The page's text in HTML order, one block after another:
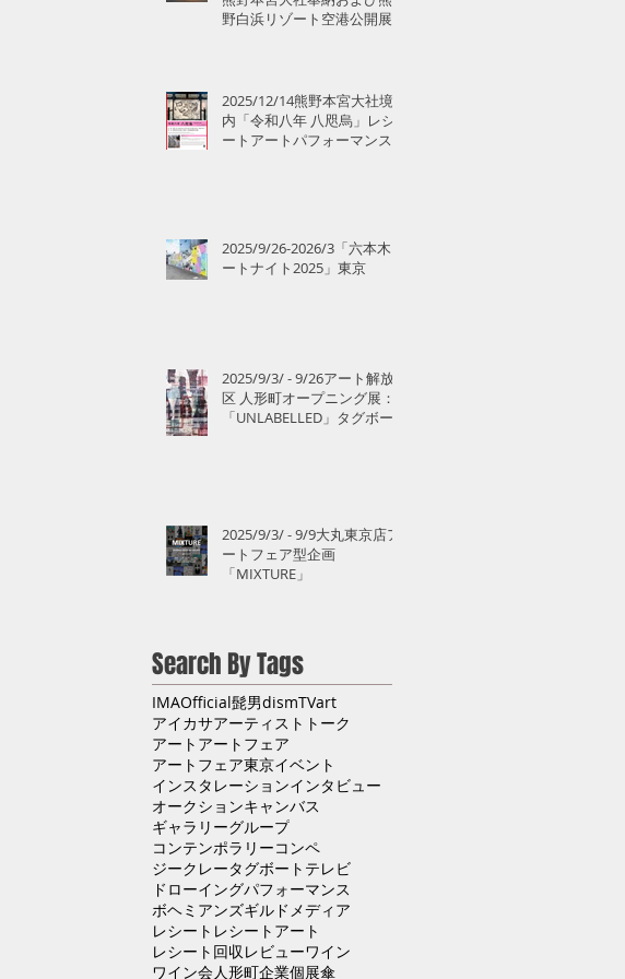
野白浜リゾート空港公開展
2025/12/14熊野本宮大社境
内「令和八年 八咫烏」レシ
ートアートパフォーマンス
2025/9/26-2026/3「六本木ア
ートナイト2025」東京
2025/9/3/ - 9/26アート解放
区 人形町オープニング展：
「UNLABELLED」タグボー
2025/9/3/ - 9/9大丸東京店ア
ートフェア型企画
「MIXTURE」
Search By Tags
IMAOfficial髭男dismTVart
アイカサアーティストトーク
アート アートフェア
アートフェア東京イベント
インスタレーションインタビュー
オークションキャンバス
ギャラリーグループ
コンテンポラリーコンペ
ジークレータグボート テレビ
ドローイングパフォーマンス
ボヘミアンズギルド メディア
レシート レシートアート
レシート回収レビューワイン
ワイン会人形町企業個展傘